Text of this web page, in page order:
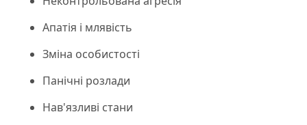
Апатія і млявість
Зміна особистості
Панічні розлади
Нав'язливі стани